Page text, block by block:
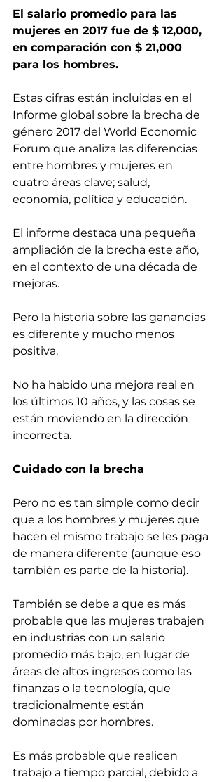
El salario promedio para las
mujeres en 2017 fue de $ 12,000,
en comparación con $ 21,000
para los hombres.
Estas cifras están incluidas en el
Informe global sobre la brecha de
género 2017 del World Economic
Forum que analiza las diferencias
entre hombres y mujeres en
cuatro áreas clave; salud,
economía, política y educación.
El informe destaca una pequeña
ampliación de la brecha este año,
en el contexto de una década de
mejoras.
Pero la historia sobre las ganancias
es diferente y mucho menos
positiva.
No ha habido una mejora real en
los últimos 10 años, y las cosas se
están moviendo en la dirección
incorrecta.
Cuidado con la brecha
Pero no es tan simple como decir
que a los hombres y mujeres que
hacen el mismo trabajo se les paga
de manera diferente (aunque eso
también es parte de la historia).
También se debe a que es más
probable que las mujeres trabajen
en industrias con un salario
promedio más bajo, en lugar de
áreas de altos ingresos como las
finanzas o la tecnología, que
tradicionalmente están
dominadas por hombres.
Es más probable que realicen
trabajo a tiempo parcial, debido a